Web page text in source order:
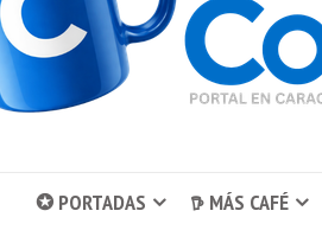
✪ PORTADAS 𖠚 MÁS CAFÉ